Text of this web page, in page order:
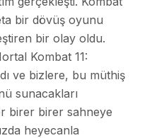
bir dövüş oyunu
bir olay oldu.
Kombat 11:
ve bizlere, bu müthiş
sunacakları
birer birer sahneye
heyecanla